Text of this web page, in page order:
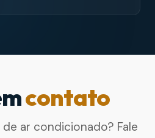
contato
ar condicionado? Fale